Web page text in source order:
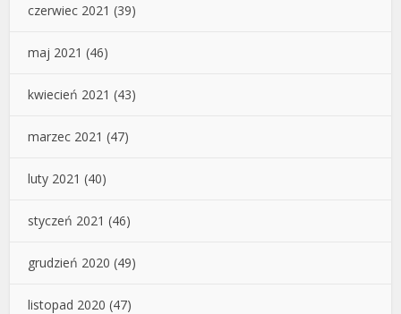
czerwiec 2021 (39)
maj 2021 (46)
kwiecień 2021 (43)
marzec 2021 (47)
luty 2021 (40)
styczeń 2021 (46)
grudzień 2020 (49)
listopad 2020 (47)